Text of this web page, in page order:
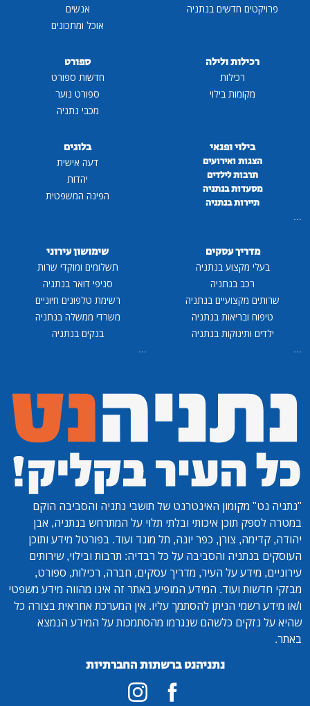
פרויקטים חדשים בנתניה
אנשים
אוכל ומתכונים
רכילות ולילה
רכילות
מקומות בילוי
ספורט
חדשות ספורט
ספורט נוער
מכבי נתניה
בילוי ופנאי
הצגות ואירועים
תרבות לילדים
מסעדות בנתניה
תיירות בנתניה
...
בלוגים
דעה אישית
יהדות
הפינה המשפטית
מדריך עסקים
בעלי מקצוע בנתניה
רכב בנתניה
שרותים מקצועיים בנתניה
טיפוח ובריאות בנתניה
ילדים ותינוקות בנתניה
...
שימושון עירוני
תשלומים ומוקדי שרות
סניפי דואר בנתניה
רשימת טלפונים חיוניים
משרדי ממשלה בנתניה
בנקים בנתניה
...
"נתניה נט" מקומון האינטרנט של תושבי נתניה והסביבה הוקם
במטרה לספק תוכן איכותי ובלתי תלוי על המתרחש בנתניה, אבן
יהודה, קדימה, צורן, כפר יונה, תל מונד ועוד. בפורטל מידע ותוכן
העוסקים בנתניה והסביבה על כל רבדיה: תרבות ובילוי, שירותים
עירוניים, מידע על העיר, מדריך עסקים, חברה, רכילות, ספורט,
מבזקי חדשות ועוד. המידע המופיע באתר זה אינו מהווה מידע משפטי
ו/או מידע רשמי הניתן להסתמך עליו. אין המערכת אחראית בצורה כל
שהיא על נזקים כלשהם שנגרמו מהסתמכות על המידע הנמצא
באתר.
נתניהנט ברשתות החברתיות